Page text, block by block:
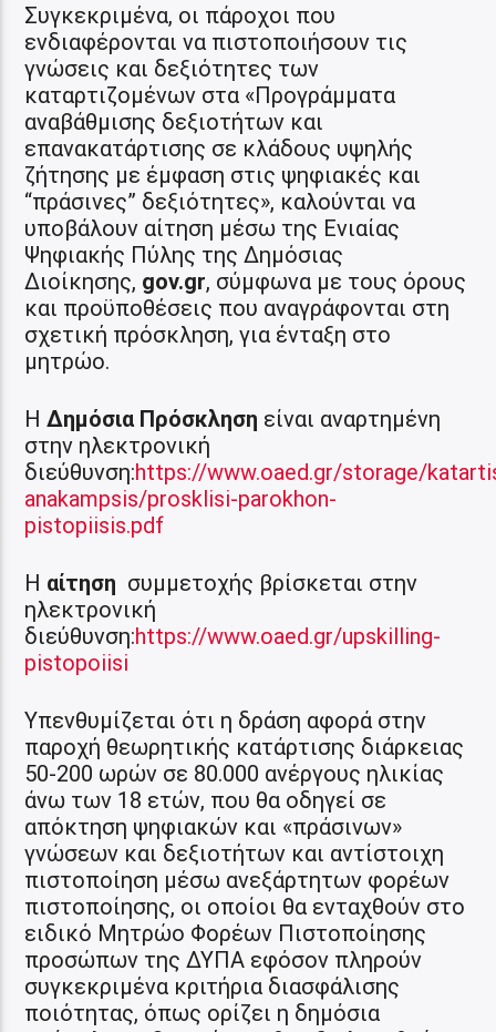
Συγκεκριμένα, οι πάροχοι που
ενδιαφέρονται να πιστοποιήσουν τις
γνώσεις και δεξιότητες των
καταρτιζομένων στα «Προγράμματα
αναβάθμισης δεξιοτήτων και
επανακατάρτισης σε κλάδους υψηλής
ζήτησης με έμφαση στις ψηφιακές και
“πράσινες” δεξιότητες», καλούνται να
υποβάλουν αίτηση μέσω της Ενιαίας
Ψηφιακής Πύλης της Δημόσιας
Διοίκησης, gov.gr, σύμφωνα με τους όρους
και προϋποθέσεις που αναγράφονται στη
σχετική πρόσκληση, για ένταξη στο
μητρώο.
ΗΔημόσια Πρόσκληση είναι αναρτημένη
στην ηλεκτρονική
διεύθυνση:https://www.oaed.gr/storage/
anakampsis/prosklisi-parokhon-
pistopiisis.pdf
Η αίτηση συμμετοχής βρίσκεται στην
ηλεκτρονική
διεύθυνση:https://www.oaed.gr/upskilling-
pistopoiisi
Υπενθυμίζεται ότι η δράση αφορά στην
παροχή θεωρητικής κατάρτισης διάρκειας
50-200 ωρών σε 80.000 ανέργους ηλικίας
άνω των 18 ετών, που θα οδηγεί σε
απόκτηση ψηφιακών και «πράσινων»
γνώσεων και δεξιοτήτων και αντίστοιχη
πιστοποίηση μέσω ανεξάρτητων φορέων
πιστοποίησης, οι οποίοι θα ενταχθούν στο
ειδικό Μητρώο Φορέων Πιστοποίησης
προσώπων της ΔΥΠΑ εφόσον πληρούν
συγκεκριμένα κριτήρια διασφάλισης
ποιότητας, όπως ορίζει η δημόσια